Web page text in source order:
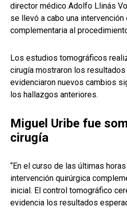
director médico Adolfo Llinás
se llevó a cabo una intervención
complementaria al
Los estudios tomográficos
cirugía mostraron los
evidenciaron nuevos cambios
los hallazgos anteriores.
Miguel Uribe fue
cirugía
“En el curso de las últimas
intervención quirúrgica
inicial. El control tomográfico
evidencia los resultados